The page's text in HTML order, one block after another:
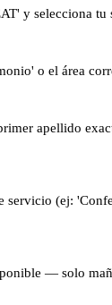
y selecciona tu
o el área
apellido
servicio (ej:
— solo